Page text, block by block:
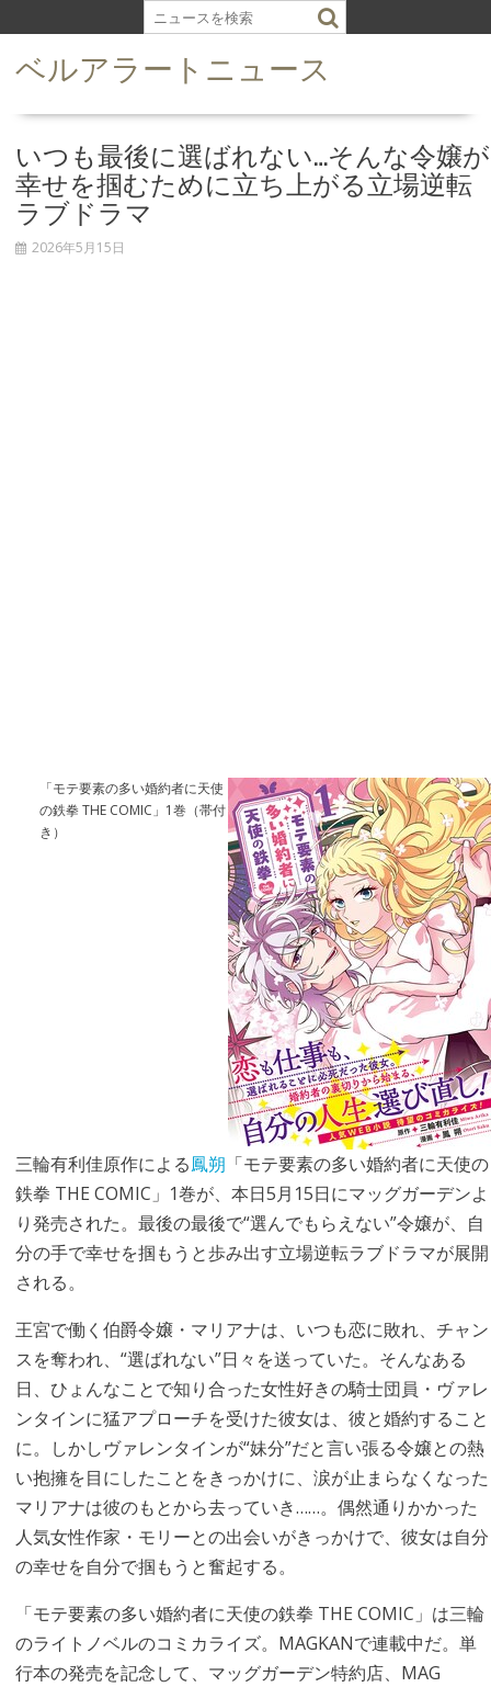
k
ベルアラートニュース
いつも最後に選ばれない…そんな令嬢が
幸せを掴むために立ち上がる立場逆転
ラブドラマ
2026年5月15日
「モテ要素の多い婚約者に天使
の鉄拳 THE COMIC」1巻（帯付
き）
三輪有利佳原作による鳳朔 「モテ要素の多い婚約者に天使の
鉄拳 THE COMIC」1巻が、本日5月15日にマッグガーデンよ
り発売された。最後の最後で“選んでもらえない”令嬢が、自
分の手で幸せを掴もうと歩み出す立場逆転ラブドラマが展開
される。
王宮で働く伯爵令嬢・マリアナは、いつも恋に敗れ、チャン
スを奪われ、“選ばれない”日々を送っていた。そんなある
日、ひょんなことで知り合った女性好きの騎士団員・ヴァレ
ンタインに猛アプローチを受けた彼女は、彼と婚約すること
に。しかしヴァレンタインが“妹分”だと言い張る令嬢との熱
い抱擁を目にしたことをきっかけに、涙が止まらなくなった
マリアナは彼のもとから去っていき……。偶然通りかかった
人気女性作家・モリーとの出会いがきっかけで、彼女は自分
の幸せを自分で掴もうと奮起する。
「モテ要素の多い婚約者に天使の鉄拳 THE COMIC」は三輪
のライトノベルのコミカライズ。MAGKANで連載中だ。単
行本の発売を記念して、マッグガーデン特約店、MAG